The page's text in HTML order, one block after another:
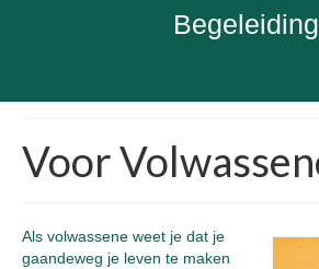
Begeleiding
Voor
Als volwassene weet je dat je
gaandeweg je leven te maken